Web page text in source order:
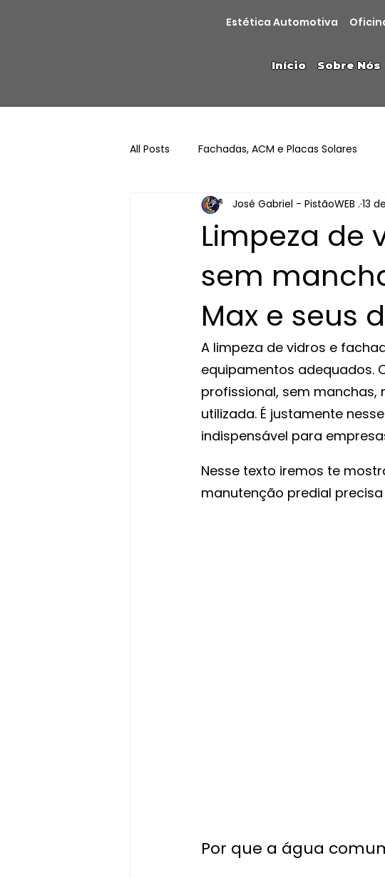
Estética Automotiva
Início Sobre Nós
All Posts Fachadas, ACM e Placas Solares
Limpeza de
sem
Max e seus
José Gabriel - PistãoWEB . 13
A limpeza de vidros e
equipamentos adequados.
profissional, sem
utilizada. É justamente
indispensável para
Nesse texto iremos te
manutenção predial precisa
Por que a água